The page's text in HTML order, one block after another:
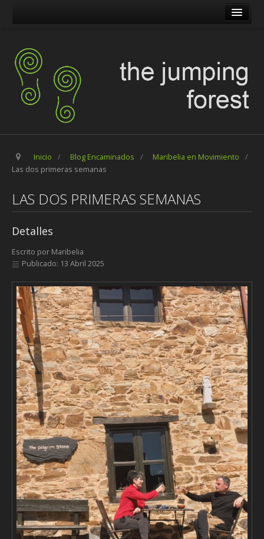
The Pilgrim Stone
Blog Encaminados
Carles
Maribelia en Movimiento
Inicio / Blog Encaminados / Maribelia en Movimiento
/
Las dos primeras semanas
LAS DOS PRIMERAS SEMANAS
Detalles
Escrito por Maribelia
Publicado: 13 Abril 2025